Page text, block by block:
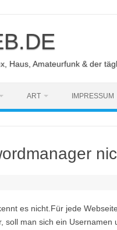
Haus, Amateurfunk & der
ART IMPRESSUM
es nicht.Für jede
soll man sich ein